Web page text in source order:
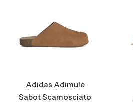
Adidas Adimule
Sabot Scamosciato